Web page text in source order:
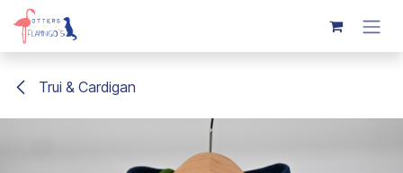
Overslaan naar inhoud
Trui & Cardigan